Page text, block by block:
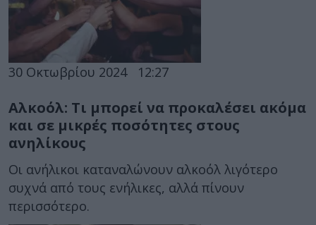
30 Οκτωβρίου 2024 12:27
Αλκοόλ: Τι μπορεί να προκαλέσει ακόμα
και σε μικρές ποσότητες στους
ανηλίκους
Οι ανήλικοι καταναλώνουν αλκοόλ λιγότερο
συχνά από τους ενήλικες, αλλά πίνουν
περισσότερο.